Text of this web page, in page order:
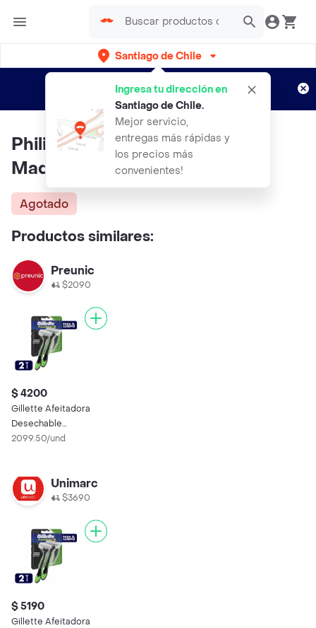
Santiago de Chile
Ingresa tu dirección en
Santiago de Chile.
Mejor servicio,
entregas más rápidas y
los precios más
convenientes!
envíos gratis por semanas
Aplican TyC
Philips Repuestos Afeitadora
Maquina Oneblade
Agotado
Productos similares:
Preunic
$2090
$ 4200
Gillette Afeitadora
Desechable
Bodysense
2099.50/und
Unimarc
$3690
$ 5190
Gillette Afeitadora